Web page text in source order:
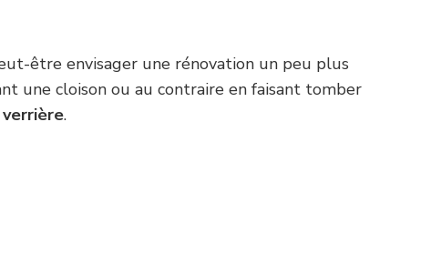
être envisager une rénovation un peu plus
une cloison ou au contraire en faisant tomber
.